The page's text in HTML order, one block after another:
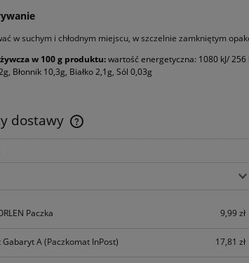
w suchym i chłodnym miejscu, w szczelnie zamkniętym
w 100 g produktu:wartość energetyczna: 1080 kJ/ 256
Błonnik 10,3g, Białko 2,1g, Sól 0,03g
dostawy
Paczka 9,99 zł
Gabaryt A(Paczkomat InPost) 17,81 zł